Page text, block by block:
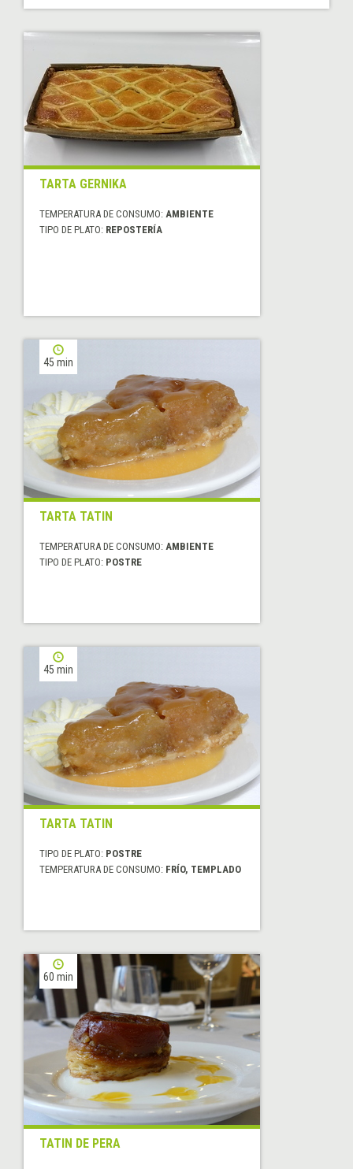
TARTA GERNIKA
TEMPERATURA DE CONSUMO: AMBIENTE
TIPO DE PLATO: REPOSTERÍA
45 min
TARTA TATIN
TEMPERATURA DE CONSUMO: AMBIENTE
TIPO DE PLATO: POSTRE
45 min
TARTA TATIN
TIPO DE PLATO: POSTRE
TEMPERATURA DE CONSUMO: FRÍO, TEMPLADO
60 min
TATIN DE PERA